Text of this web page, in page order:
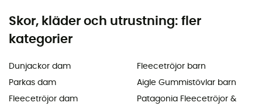
Skor, kläder och utrustning: fler
kategorier
Dunjackor dam
Parkas dam
Fleecetröjor dam
Fleecetröjor barn
Aigle Gummistövlar barn
Patagonia Fleecetröjor &